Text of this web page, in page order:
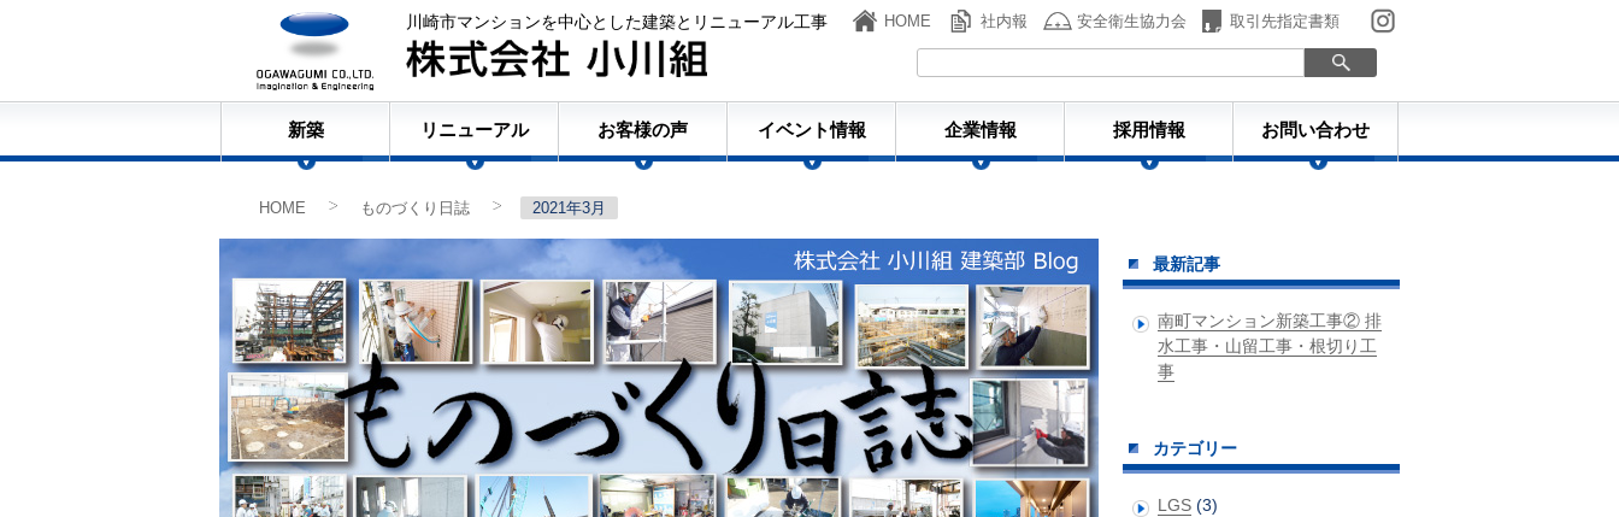
川崎市マンションを中心とした建築とリニューアル工事
HOME 社内報 安全衛生協力会 取引先指定書類
新築 リニューアル お客様の声 イベント情報 企業情報 採用情報 お問い合わせ
HOME
ものづくり日誌
2021年3月
ものづくり日誌
最新記事
南町マンション新築工事② 排
水工事・山留工事・根切り工
事
カテゴリー
LGS (3)